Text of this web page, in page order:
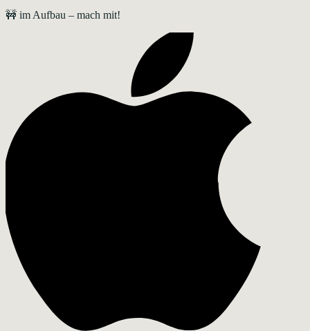
🚧 im Aufbau – mach mit!